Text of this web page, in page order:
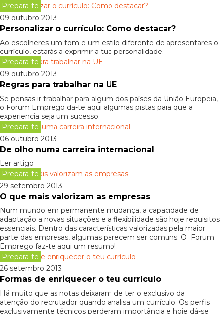
Prepara-te
09 outubro 2013
Personalizar o currículo: Como destacar?
Ao escolheres um tom e um estilo diferente de apresentares o
currículo, estarás a exprimir a tua personalidade.
Prepara-te
09 outubro 2013
Regras para trabalhar na UE
Se pensas ir trabalhar para algum dos países da União Europeia,
o Forum Emprego dá-te aqui algumas pistas para que a
experiencia seja um sucesso.
Prepara-te
06 outubro 2013
De olho numa carreira internacional
Ler artigo
Prepara-te
29 setembro 2013
O que mais valorizam as empresas
Num mundo em permanente mudança, a capacidade de
adaptação a novas situações e a flexibilidade são hoje requisitos
essenciais. Dentro das características valorizadas pela maior
parte das empresas, algumas parecem ser comuns. O Forum
Emprego faz-te aqui um resumo!
Prepara-te
26 setembro 2013
Formas de enriquecer o teu currículo
Há muito que as notas deixaram de ter o exclusivo da
atenção do recrutador quando analisa um currículo. Os perfis
exclusivamente técnicos perderam importância e hoje dá-se